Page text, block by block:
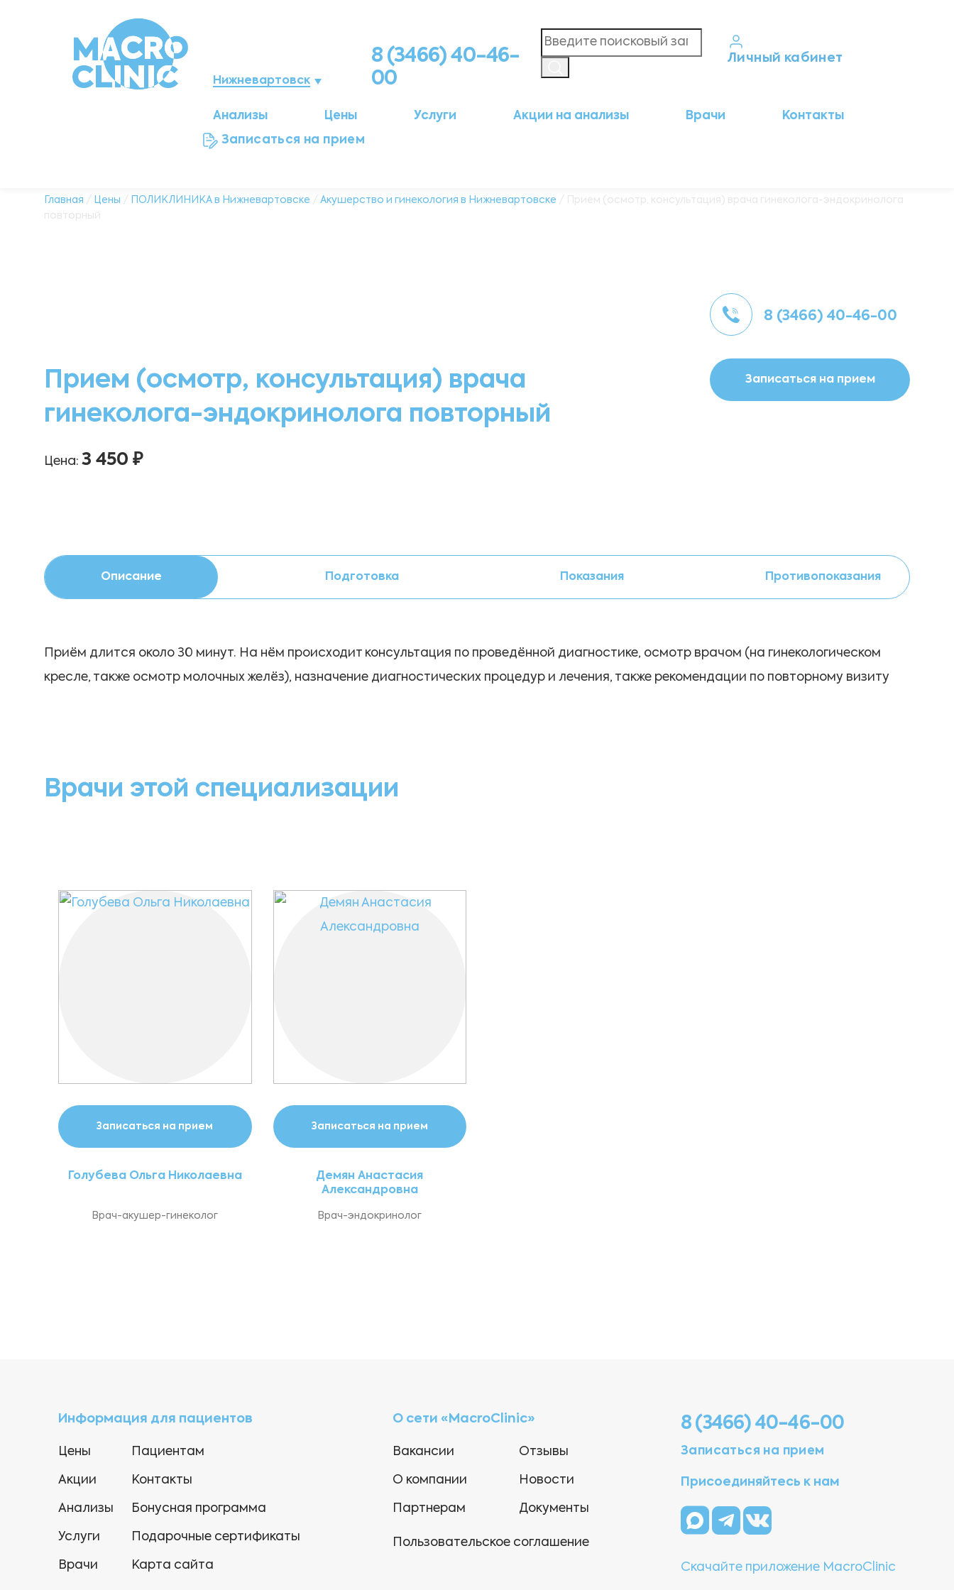
Нижневартовск
Мегион
8 (3466) 40-46-
00
Личный кабинет
Анализы Цены Услуги Акции на анализы Врачи
Контакты
Записаться на прием
Главная / Цены / ПОЛИКЛИНИКА в Нижневартовске / Акушерство и гинекология в Нижневартовске / Прием (осмотр, консультация) врача гинеколога-эндокринолога
повторный
Прием (осмотр, консультация) врача
гинеколога-эндокринолога повторный
Цена: 3 450 ₽
8 (3466) 40-46-00
Записаться на прием
Описание Подготовка Показания Противопоказания
Приём длится около 30 минут. На нём происходит консультация по проведённой диагностике, осмотр врачом (на гинекологическом
кресле, также осмотр молочных желёз), назначение диагностических процедур и лечения, также рекомендации по повторному визиту
Врачи этой специализации
Записаться на прием
Голубева Ольга Николаевна
Врач-акушер-гинеколог
Записаться на прием
Демян Анастасия
Александровна
Врач-эндокринолог
Информация для пациентов
Цены
Акции
Анализы
Услуги
Врачи
Пациентам
Контакты
Бонусная программа
Подарочные сертификаты
Карта сайта
О сети «MacroClinic»
Вакансии
О компании
Партнерам
Отзывы
Новости
Документы
Пользовательское соглашение
8 (3466) 40-46-00
Записаться на прием
Присоединяйтесь к нам
Скачайте приложение MacroClinic